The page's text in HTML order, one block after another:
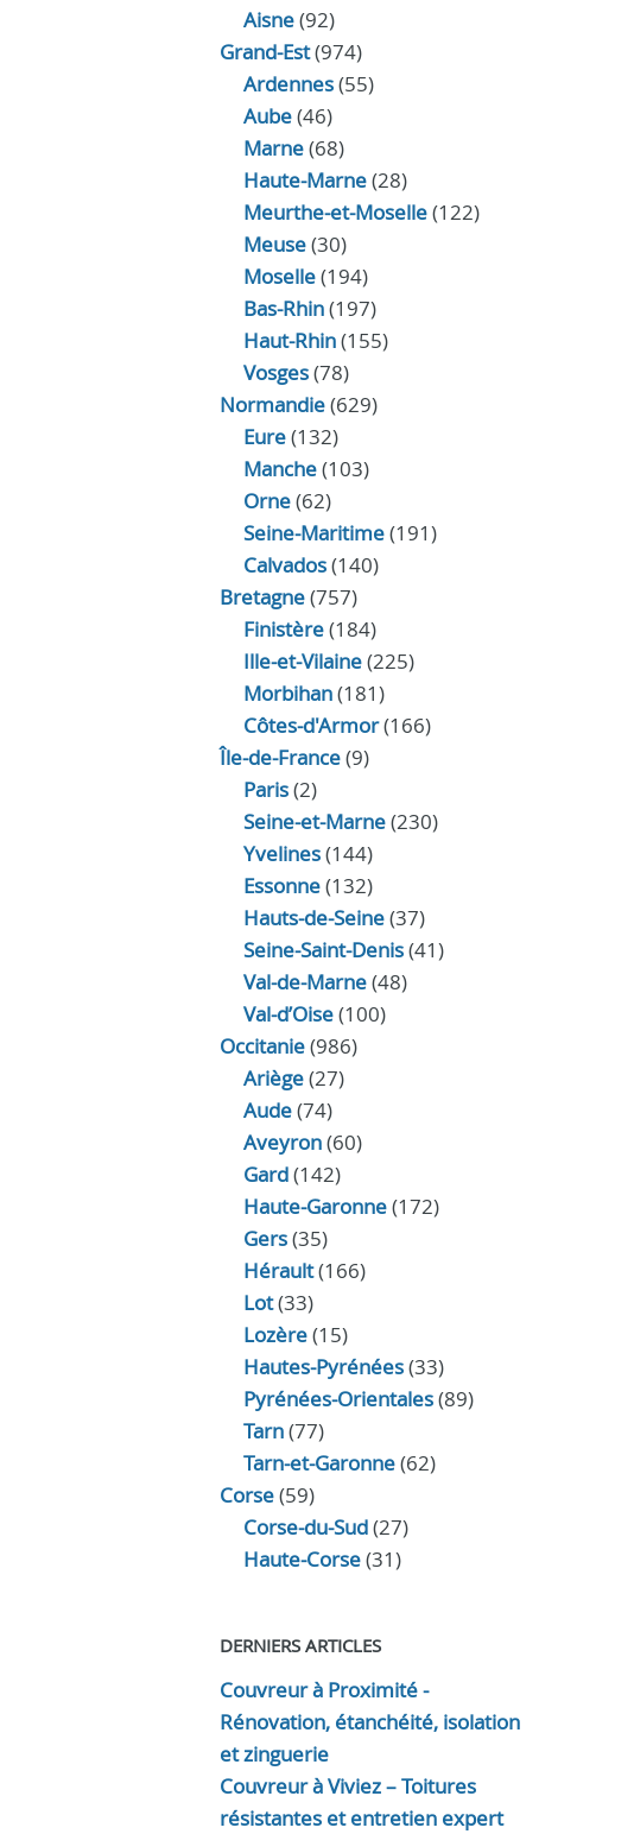
Aisne(92)
Grand-Est(974)
Ardennes(55)
Aube(46)
Marne(68)
Haute-Marne(28)
Meurthe-et-Moselle(122)
Meuse(30)
Moselle(194)
Bas-Rhin(197)
Haut-Rhin(155)
Vosges(78)
Normandie(629)
Eure(132)
Manche(103)
Orne(62)
Seine-Maritime(191)
Calvados(140)
Bretagne(757)
Finistère(184)
Ille-et-Vilaine(225)
Morbihan(181)
Côtes-d'Armor(166)
Île-de-France(9)
Paris(2)
Seine-et-Marne(230)
Yvelines(144)
Essonne(132)
Hauts-de-Seine(37)
Seine-Saint-Denis(41)
Val-de-Marne(48)
Val-d’Oise(100)
Occitanie(986)
Ariège(27)
Aude(74)
Aveyron(60)
Gard(142)
Haute-Garonne(172)
Gers(35)
Hérault(166)
Lot(33)
Lozère(15)
Hautes-Pyrénées(33)
Pyrénées-Orientales(89)
Tarn(77)
Tarn-et-Garonne(62)
Corse(59)
Corse-du-Sud(27)
Haute-Corse(31)
DERNIERS ARTICLES
Couvreur à Proximité -
Rénovation, étanchéité, isolation
et zinguerie
Couvreur à Viviez – Toitures
résistantes et entretien expert